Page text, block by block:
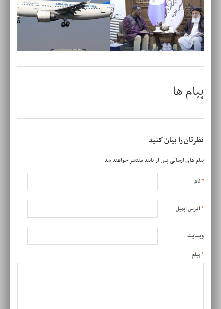
پیام ها
نظرتان را بیان کنید
پیام های ارسالی پس از تایید منتشر خواهند شد
*
*
وبسایت
*